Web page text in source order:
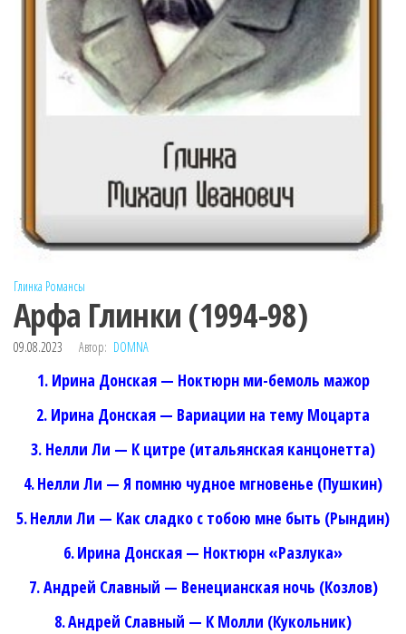
Глинка Романсы
Арфа Глинки (1994-98)
09.08.2023 Автор: DOMNA
1. Ирина Донская — Ноктюрн ми-бемоль мажор
2. Ирина Донская — Вариации на тему Моцарта
3. Нелли Ли — К цитре (итальянская канцонетта)
4.Нелли Ли — Я помню чудное мгновенье (Пушкин)
5.Нелли Ли — Как сладко с тобою мне быть (Рындин)
6.Ирина Донская — Ноктюрн «Разлука»
7. Андрей Славный — Венецианская ночь (Козлов)
8.Андрей Славный — К Молли (Кукольник)